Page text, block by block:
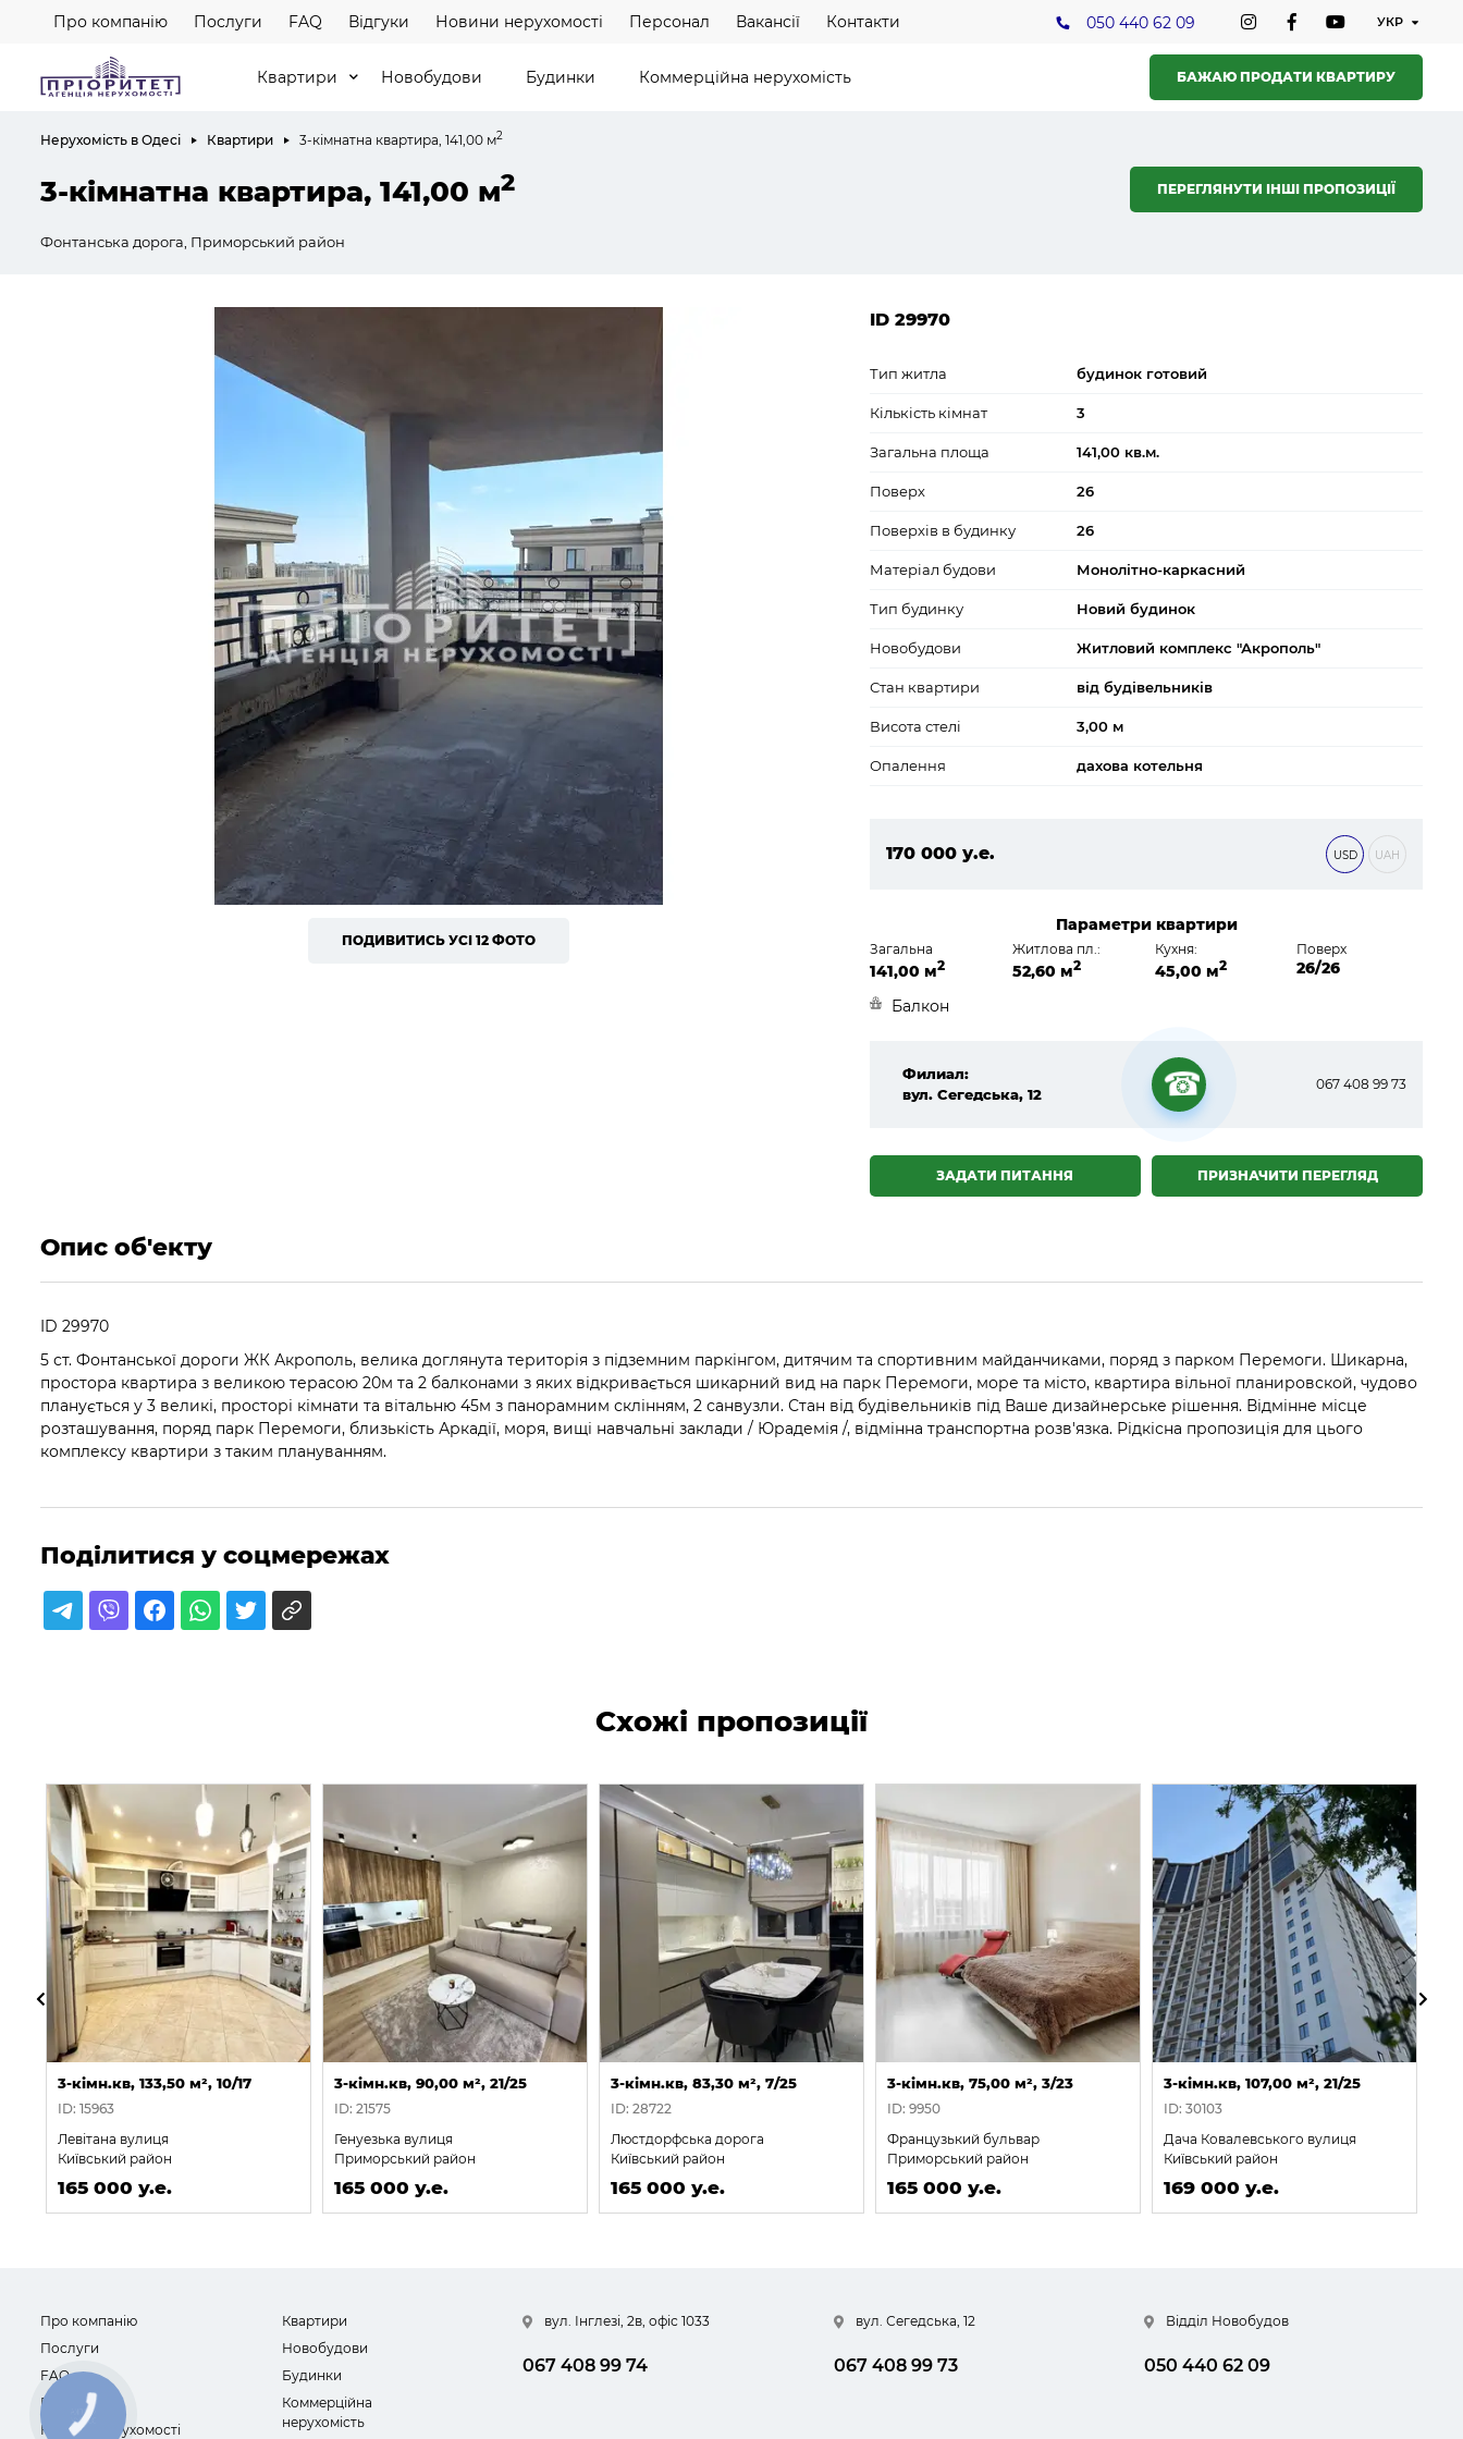
Про компанію Послуги FAQ Відгуки Новини нерухомості Персонал Вакансії Контакти 050 440 62 09
Квартири Новобудови Будинки Коммерційна нерухомість БАЖАЮ ПРОДАТИ КВАРТИРУ
Нерухомість в Одесі Квартири 3-кімнатна квартира, 141,00 м2
3-кімнатна квартира, 141,00 м2
Фонтанська дорога, Приморський район
ПЕРЕГЛЯНУТИ ІНШІ ПРОПОЗИЦІЇ
ПОДИВИТИСЬ УСІ 12 ФОТО
ID 29970
Тип житла будинок готовий
Кількість кімнат 3
Загальна площа 141,00 кв.м.
Поверх 26
Поверхів в будинку 26
Матеріал будови Монолітно-каркасний
Тип будинку Новий будинок
Новобудови Житловий комплекс "Акрополь"
Стан квартири від будівельників
Висота стелі 3,00 м
Опалення дахова котельня
170 000 у.е.
USD UAH
Параметри квартири
Загальна
141,00 м2
Житлова пл.:
52,60 м2
Кухня:
45,00 м2
Поверх
26/26
Балкон
Филиал:
вул. Сегедська, 12
☎
067 408 99 73
ПРИЗНАЧИТИ ПЕРЕГЛЯД
ЗАДАТИ ПИТАННЯ
Опис об'екту
ID 29970
5 ст. Фонтанської дороги ЖК Акрополь, велика доглянута територія з підземним паркінгом, дитячим та спортивним майданчиками, поряд з парком Перемоги. Шикарна,
простора квартира з великою терасою 20м та 2 балконами з яких відкривається шикарний вид на парк Перемоги, море та місто, квартира вільної планировской, чудово
планується у 3 великі, просторі кімнати та вітальню 45м з панорамним склінням, 2 санвузли. Стан від будівельників під Ваше дизайнерське рішення. Відмінне місце
розташування, поряд парк Перемоги, близькість Аркадії, моря, вищі навчальні заклади / Юрадемія /, відмінна транспортна розв'язка. Рідкісна пропозиція для цього
комплексу квартири з таким плануванням.
Поділитися у соцмережах
Схожі пропозиції
3-кімн.кв, 133,50 м², 10/17
ID: 15963
Левітана вулиця
Київський район
165 000 у.е.
3-кімн.кв, 90,00 м², 21/25
ID: 21575
Генуезька вулиця
Приморський район
165 000 у.е.
3-кімн.кв, 83,30 м², 7/25
ID: 28722
Люстдорфська дорога
Київський район
165 000 у.е.
3-кімн.кв, 75,00 м², 3/23
ID: 9950
Французький бульвар
Приморський район
165 000 у.е.
3-кімн.кв, 107,00 м², 21/25
ID: 30103
Дача Ковалевського вулиця
Київський район
169 000 у.е.
Про компанію
Послуги
FAQ
Відгуки
Новини нерухомості
Квартири
Новобудови
Будинки
Коммерційна
нерухомість
вул. Інглезі, 2в, офіс 1033
067 408 99 74
вул. Сегедська, 12
067 408 99 73
Відділ Новобудов
050 440 62 09